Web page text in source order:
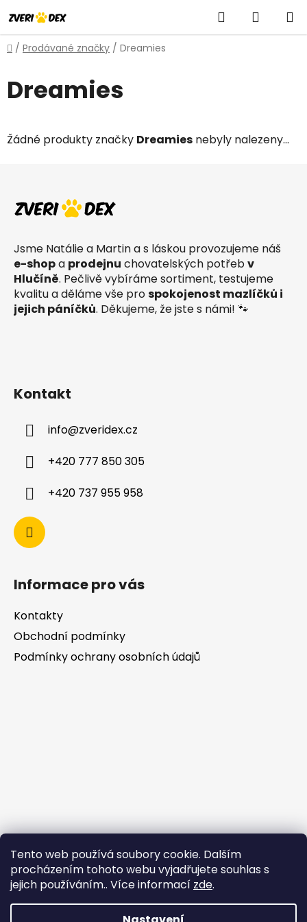
Tento web používá soubory cookie. Dalším
procházením tohoto webu vyjadřujete souhlas s
jejich používáním.. Více informací zde.
na
obsah
Hledat
KOŠÍK
Domů
/ Prodávané značky / Dreamies
Dreamies
Žádné produkty značky Dreamies nebyly nalezeny...
Jsme Natálie a Martin a s láskou provozujeme náš
e-shopa prodejnu chovatelských potřebv
Hlučíně. Pečlivě vybíráme sortiment, testujeme
kvalitu a děláme vše prospokojenost mazlíčků i
jejich páníčků. Děkujeme, že jste s námi! 🐾
Kontakt
info@zveridex.cz
+420 777 850 305
+420 737 955 958
Informace pro vás
Kontakty
Obchodní podmínky
Podmínky ochrany osobních údajů